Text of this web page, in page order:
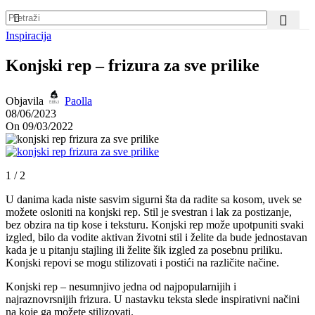
Inspiracija
Konjski rep – frizura za sve prilike
Objavila
Paolla
08/06/2023
On 09/03/2022
1 / 2
U danima kada niste sasvim sigurni šta da radite sa kosom, uvek se
možete osloniti na konjski rep. Stil je svestran i lak za postizanje,
bez obzira na tip kose i teksturu. Konjski rep može upotpuniti svaki
izgled, bilo da vodite aktivan životni stil i želite da bude jednostavan
kada je u pitanju stajling ili želite šik izgled za posebnu priliku.
Konjski repovi se mogu stilizovati i postići na različite načine.
Konjski rep – nesumnjivo jedna od najpopularnijih i
najraznovrsnijih frizura. U nastavku teksta slede inspirativni načini
na koje ga možete stilizovati.